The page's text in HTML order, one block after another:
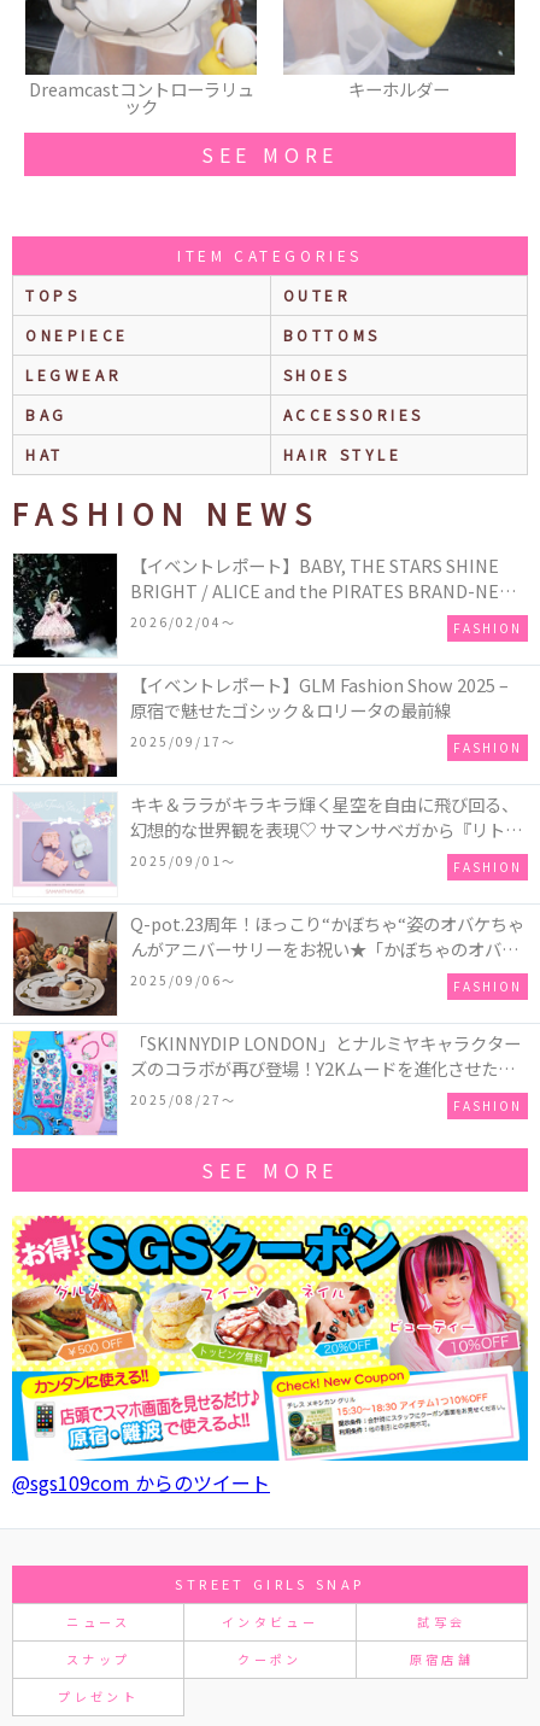
リュ キーホルダー シューズ
SEE MORE
ITEM CATEGORIES
TOPS
OUTER
ONEPIECE
BOTTOMS
LEGWEAR
SHOES
BAG
ACCESSORIES
HAT
HAIR STYLE
FASHION NEWS
【イベントレポート】BABY, THE STARS SHINE
BRIGHT / ALICE and the PIRATES BRAND-NEW
COLLECTION in TOKYO
2026/02/04〜 FASHION
【イベントレポート】GLM Fashion Show 2025 –
原宿で魅せたゴシック＆ロリータの最前線
2025/09/17〜 FASHION
キキ＆ララがキラキラ輝く星空を自由に飛び回る、
幻想的な世界観を表現♡ サマンサベガから『リトル
ツインスターズ』50周年アニバーサリーイヤー』を
2025/09/01〜 FASHION
Q-pot.23周年！ほっこり“かぼちゃ“姿のオバケちゃ
んがアニバーサリーをお祝い★「かぼちゃのオバケ
ーキアクセサリー」が新発売！Q-pot CAFE.では
「かぼちゃのオバケーキプレート」も登場
2025/09/06〜 FASHION
「SKINNYDIP LONDON」とナルミヤキャラクター
ズのコラボが再び登場！Y2Kムードを進化させた新
作コレクションを発売♪
2025/08/27〜 FASHION
SEE MORE
@sgs109com からのツイート
STREET GIRLS SNAP
ニュース インタビュー 試写会
スナップ クーポン 原宿店舗
プレゼント